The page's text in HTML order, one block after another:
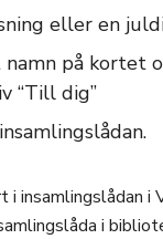
eller en
på kortet
“Till dig”
i insamlingslådan i
i